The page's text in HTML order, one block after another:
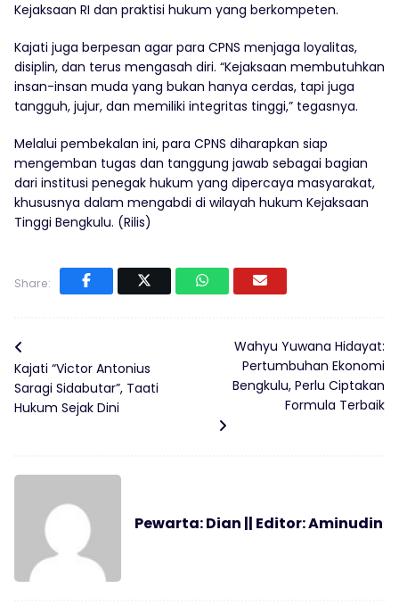
Kejaksaan RI dan praktisi hukum yang berkompeten.
Kajati juga berpesan agar para CPNS menjaga loyalitas,
disiplin, dan terus mengasah diri. “Kejaksaan membutuhkan
insan-insan muda yang bukan hanya cerdas, tapi juga
tangguh, jujur, dan memiliki integritas tinggi,” tegasnya.
Melalui pembekalan ini, para CPNS diharapkan siap
mengemban tugas dan tanggung jawab sebagai bagian
dari institusi penegak hukum yang dipercaya masyarakat,
khususnya dalam mengabdi di wilayah hukum Kejaksaan
Tinggi Bengkulu. (Rilis)
Share:
Kajati “Victor Antonius
Saragi Sidabutar”, Taati
Hukum Sejak Dini
Wahyu Yuwana Hidayat:
Pertumbuhan Ekonomi
Bengkulu, Perlu Ciptakan
Formula Terbaik
Pewarta: Dian || Editor: Aminudin